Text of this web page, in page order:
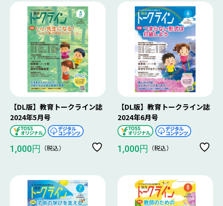
【DL版】教育トークライン誌
2024年5月号
1,000円 （税込）
【DL版】教育トークライン誌
2024年6月号
1,000円 （税込）